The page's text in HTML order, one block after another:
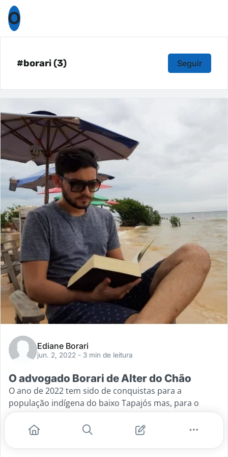
O
#borari (3) Seguir
Ediane Borari
jun. 2, 2022 - 3 min de leitura
O advogado Borari de Alter do Chão
O ano de 2022 tem sido de conquistas para a
população indígena do baixo Tapajós mas, para o
povo Borari da aldeia Alter do Chão, o envolvimento
dos jovens na